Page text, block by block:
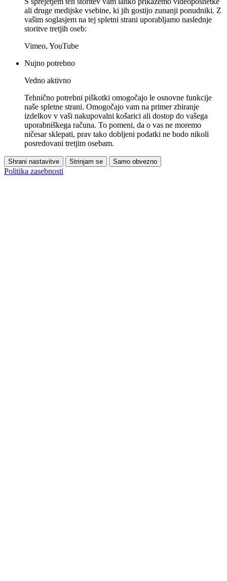
ali druge medijske vsebine, ki jih gostijo zunanji ponudniki. Z
vašim soglasjem na tej spletni strani uporabljamo naslednje
storitve tretjih oseb:
Vimeo, YouTube
Nujno potrebno
Vedno aktivno
Tehnično potrebni piškotki omogočajo le osnovne funkcije
naše spletne strani. Omogočajo vam na primer zbiranje
izdelkov v vaši nakupovalni košarici ali dostop do vašega
uporabniškega računa. To pomeni, da o vas ne moremo
ničesar sklepati, prav tako dobljeni podatki ne bodo nikoli
posredovani tretjim osebam.
Shrani nastavitve Strinjam se Samo obvezno
Politika zasebnosti